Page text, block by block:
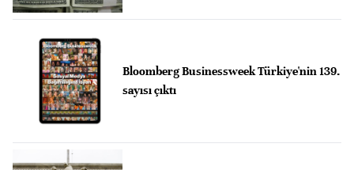
Bloomberg Businessweek Türkiye'nin 139.
sayısı çıktı